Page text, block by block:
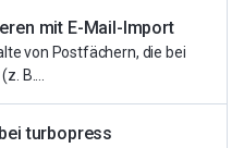
mit E-Mail-Import
von Postfächern, die bei
B....
turbopress